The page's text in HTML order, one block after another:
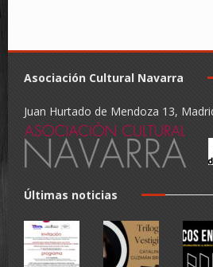
Asociación Cultural Navarra
Juan Hurtado de Mendoza 13,
Últimas noticias